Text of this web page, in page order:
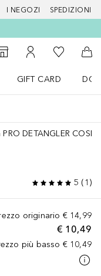
I NEGOZI SPEDIZIONI
StorefinderAl Mio Account
Alla Mia
Al
GIFT CARD
DETANGLER
5 ( 1 )
originario € 14,99
€ 10,49
più basso € 10,49